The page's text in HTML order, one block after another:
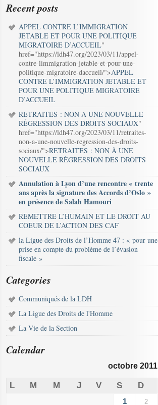
Recent posts
APPEL CONTRE L’IMMIGRATION
JETABLE ET POUR UNE POLITIQUE
MIGRATOIRE D’ACCUEIL"
href="https://ldh47.org/2023/03/11/appel-
contre-limmigration-jetable-et-pour-une-
politique-migratoire-daccueil/">APPEL
CONTRE L’IMMIGRATION JETABLE ET
POUR UNE POLITIQUE MIGRATOIRE
D’ACCUEIL
RETRAITES : NON À UNE NOUVELLE
RÉGRESSION DES DROITS SOCIAUX"
href="https://ldh47.org/2023/03/11/retraites-
non-a-une-nouvelle-regression-des-droits-
sociaux/">RETRAITES : NON À UNE
NOUVELLE RÉGRESSION DES DROITS
SOCIAUX
Annulation à Lyon d’une rencontre « trente
ans après la signature des Accords d’Oslo »
en présence de Salah Hamouri
REMETTRE L’HUMAIN ET LE DROIT AU
COEUR DE L’ACTION DES CAF
la Ligue des Droits de l’Homme 47 : « pour une
prise en compte du problème de l’évasion
fiscale »
Categories
Communiqués de la LDH
La Ligue des Droits de l'Homme
La Vie de la Section
Calendar
octobre 2011
L M M J V S D
1 2